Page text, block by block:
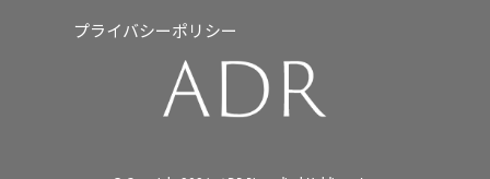
プライバシーポリシー